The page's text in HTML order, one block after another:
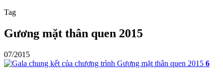
Tag
Gương mặt thân quen 2015
07/2015
6